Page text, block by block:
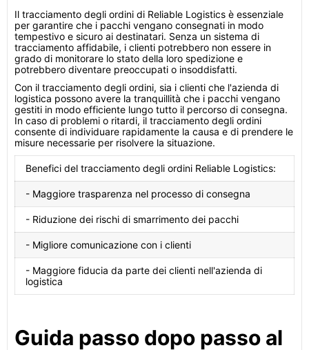
Il tracciamento degli ordini di Reliable Logistics è essenziale
per garantire che i pacchi vengano consegnati in modo
tempestivo e sicuro ai destinatari. Senza un sistema di
tracciamento affidabile, i clienti potrebbero non essere in
grado di monitorare lo stato della loro spedizione e
potrebbero diventare preoccupati o insoddisfatti.
Con il tracciamento degli ordini, sia i clienti che l'azienda di
logistica possono avere la tranquillità che i pacchi vengano
gestiti in modo efficiente lungo tutto il percorso di consegna.
In caso di problemi o ritardi, il tracciamento degli ordini
consente di individuare rapidamente la causa e di prendere le
misure necessarie per risolvere la situazione.
Benefici del tracciamento degli ordini Reliable Logistics:
- Maggiore trasparenza nel processo di consegna
- Riduzione dei rischi di smarrimento dei pacchi
- Migliore comunicazione con i clienti
- Maggiore fiducia da parte dei clienti nell'azienda di
logistica
Guida passo dopo passo al